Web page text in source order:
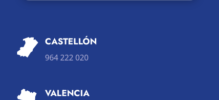
CASTELLÓN
964 222 020
VALENCIA